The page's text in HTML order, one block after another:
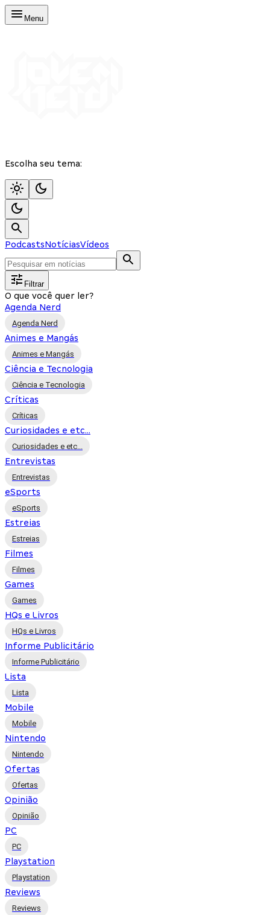
Menu
Escolha seu tema:
PodcastsNotíciasVídeos
Filtrar
O que você quer ler?
Agenda Nerd
Agenda Nerd
Animes e Mangás
Animes e Mangás
Ciência e Tecnologia
Ciência e Tecnologia
Críticas
Críticas
Curiosidades e etc...
Curiosidades e etc...
Entrevistas
Entrevistas
eSports
eSports
Estreias
Estreias
Filmes
Filmes
Games
Games
HQs e Livros
HQs e Livros
Informe Publicitário
Informe Publicitário
Lista
Lista
Mobile
Mobile
Nintendo
Nintendo
Ofertas
Ofertas
Opinião
Opinião
PC
PC
Playstation
Playstation
Reviews
Reviews